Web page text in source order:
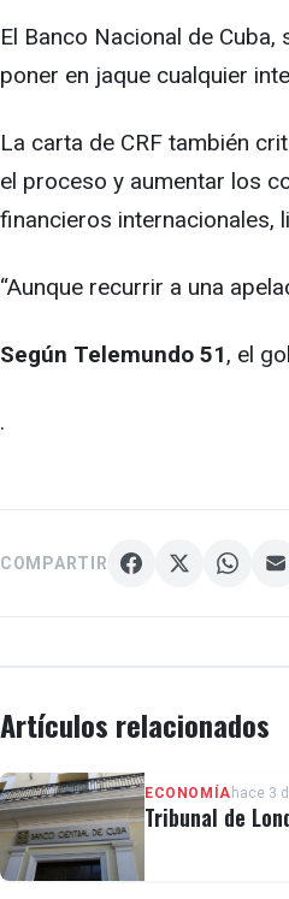
El Banco Nacional de
poner en jaque cualquier
La carta de CRF también
el proceso y aumentar los
financieros internacionales,
“Aunque recurrir a una
Según Telemundo 51, el
.
COMPARTIR
Artículos relacionados
ECONOMÍA hace 3
Tribunal de